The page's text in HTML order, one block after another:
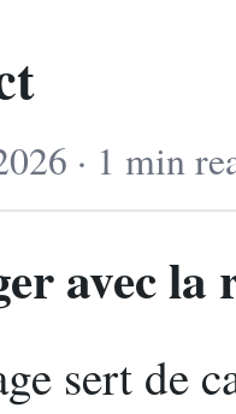
· 1 min
avec la
sert de